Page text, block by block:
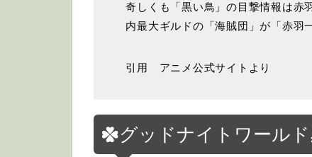
奇しくも「黒い鳥」の目撃情報は赤
内最大ギルドの「海賊団」が「赤羽
引用 アニメ公式サイトより
グッドナイトワール